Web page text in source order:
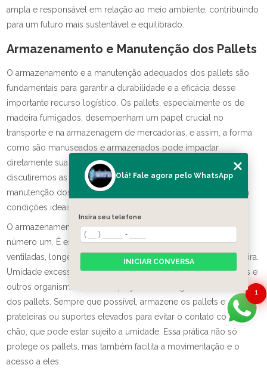
ampla e responsável em relação ao meio ambiente, contribuindo
para um futuro mais sustentável e equilibrado.
Armazenamento e Manutenção dos Pallets
O armazenamento e a manutenção adequados dos pallets são
fundamentais para garantir a durabilidade e a eficácia desse
importante recurso logístico. Os pallets, especialmente os de
madeira fumigados, desempenham um papel crucial no
transporte e na armazenagem de mercadorias, e assim, a forma
como são manuseados e armazenados pode impactar
diretamente sua vida útil e desempenho. Neste artigo,
discutiremos as melhores práticas para o armazenamento e a
manutenção dos pallets, garantindo que eles permaneçam em
condições ideais de utilização.
O armazenamento correto dos pallets deve ser a prioridade
número um. É essencial mantê-los em áreas secas e bem
ventiladas, longe da umidade que pode comprometer a madeira.
Umidade excessiva pode causar o desenvolvimento de fungos e
outros organismos, além de prejudicar a integridade estrutural
dos pallets. Sempre que possível, armazene os pallets em
prateleiras ou suportes elevados para evitar o contato com o
chão, que pode estar sujeito a umidade. Essa prática não só
protege os pallets, mas também facilita a movimentação e o
acesso a eles.
1
Olá! Fale agora pelo WhatsApp
Insira seu telefone
INICIAR CONVERSA